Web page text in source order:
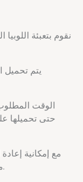
من أي من الموانئ المجاورة في الشرق الأوسط.